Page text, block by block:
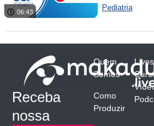
06:43 Pediatria
Receba
nossa
Quem
Somos
Como
Produzir
Lives